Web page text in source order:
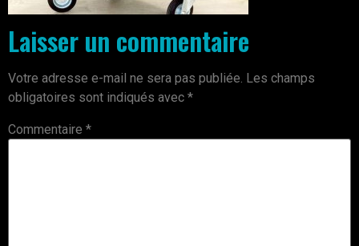
Laisser un commentaire
Votre adresse e-mail ne sera pas publiée. Les champs
obligatoires sont indiqués avec *
Commentaire *